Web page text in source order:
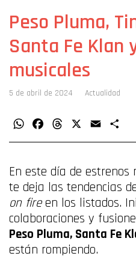
Peso Pluma,
Santa Fe Klan
musicales
5 de abril de 2024 Actualidad
WhatsAppFacebookThreads Email
En este día de estrenos
te deja las tendencias
on fireen los listados.
colaboraciones y
Peso Pluma, Santa Fe
están rompiendo.